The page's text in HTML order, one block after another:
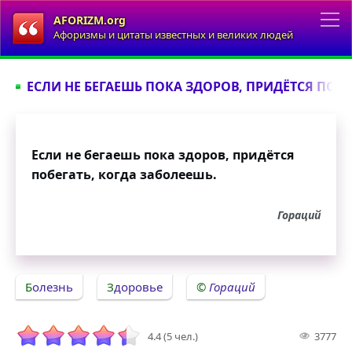
AFORIZM.org
Афоризмы и цитаты известных и великих людей
ЕСЛИ НЕ БЕГАЕШЬ ПОКА ЗДОРОВ, ПРИДЁТСЯ
Если не бегаешь пока здоров, придётся
побегать, когда заболеешь.
Гораций
Болезнь Здоровье Гораций
4.4 (5 чел.) 3777